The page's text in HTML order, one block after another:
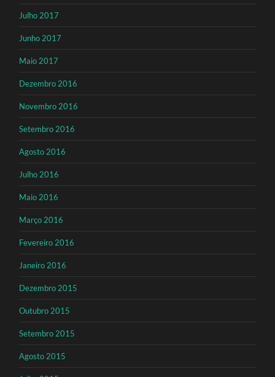
Julho 2017
Junho 2017
Maio 2017
Dezembro 2016
Novembro 2016
Setembro 2016
Agosto 2016
Julho 2016
Maio 2016
Março 2016
Fevereiro 2016
Janeiro 2016
Dezembro 2015
Outubro 2015
Setembro 2015
Agosto 2015